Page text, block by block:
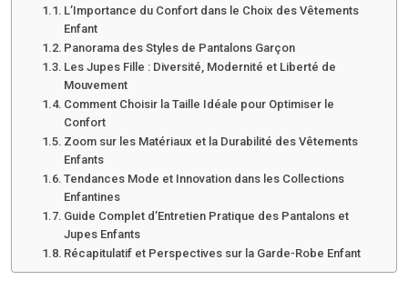
L’Importance du Confort dans le Choix des Vêtements
Enfant
Panorama des Styles de Pantalons Garçon
Les Jupes Fille : Diversité, Modernité et Liberté de
Mouvement
Comment Choisir la Taille Idéale pour Optimiser le
Confort
Zoom sur les Matériaux et la Durabilité des Vêtements
Enfants
Tendances Mode et Innovation dans les Collections
Enfantines
Guide Complet d’Entretien Pratique des Pantalons et
Jupes Enfants
Récapitulatif et Perspectives sur la Garde-Robe Enfant